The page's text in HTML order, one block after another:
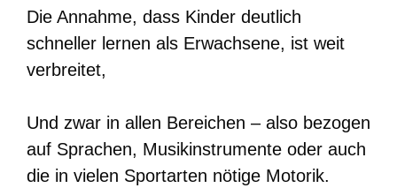
Die Annahme, dass Kinder deutlich
schneller lernen als Erwachsene, ist weit
verbreitet,
Und zwar in allen Bereichen – also bezogen
auf Sprachen, Musikinstrumente oder auch
die in vielen Sportarten nötige Motorik.